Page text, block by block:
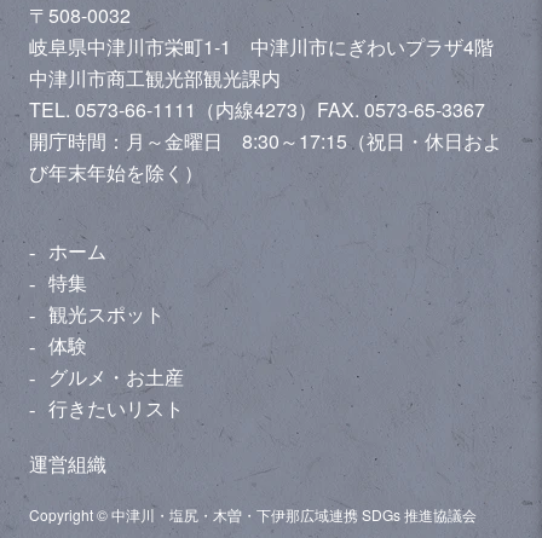
ホーム
特集
観光スポット
体験
グルメ・お土産
行きたいリスト
運営組織
〒508-0032
岐阜県中津川市栄町1-1 中津川市にぎわいプラザ4階
中津川市商工観光部観光課内
TEL. 0573-66-1111（内線4273） FAX. 0573-65-3367
開庁時間：月～金曜日 8:30～17:15（祝日・休日およ
び年末年始を除く）
Copyright © 中津川・塩尻・木曽・下伊那広域連携 SDGs 推進協議会